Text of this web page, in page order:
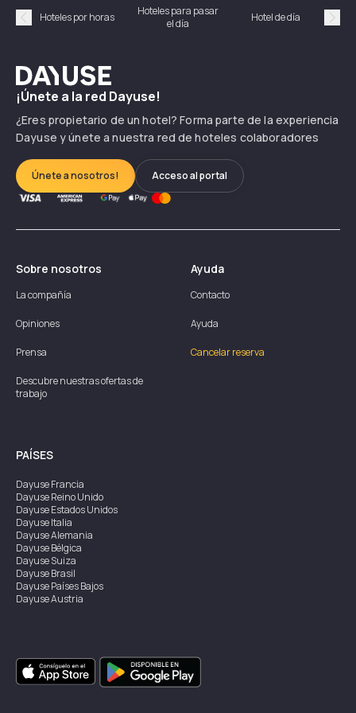
Précédent
Hoteles por horas
Hoteles para pasar
el día
Hotel de día
Dayuse
¡Únete a la red Dayuse!
¿Eres propietario de un hotel? Forma parte de la experiencia
Dayuse y únete a nuestra red de hoteles colaboradores
Únete a nosotros! Acceso al portal
Sobre nosotros
La compañía
Opiniones
Prensa
Descubre nuestras ofertas de
trabajo
Ayuda
Contacto
Ayuda
Cancelar reserva
PAÍSES
DayuseFrancia
DayuseReino Unido
DayuseEstados Unidos
DayuseItalia
DayuseAlemania
DayuseBélgica
DayuseSuiza
DayuseBrasil
DayusePaíses Bajos
DayuseAustria
DayuseSingapur
DayuseSuecia
DayuseTailandia